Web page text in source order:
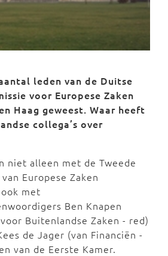
leden van de Duitse
voor Europese Zaken
Haag geweest. Waar heeft
collega’s over
niet alleen met de Tweede
Europese Zaken
met
Ben Knapen
Buitenlandse Zaken - red)
de Jager (van Financiën -
van de Eerste Kamer.